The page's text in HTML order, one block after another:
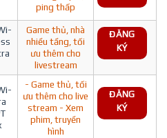
ping thấp
Game thủ, nhà
nhiều tầng, tối
ưu thêm cho
livestream
ĐĂNG
KÝ
- Game thủ, tối
ưu thêm cho live
stream - Xem
phim, truyền
hình
ĐĂNG
KÝ